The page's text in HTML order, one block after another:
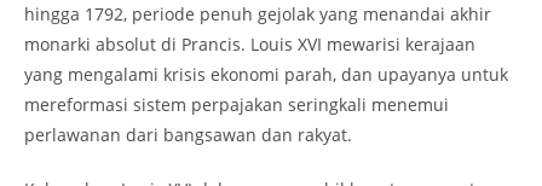
hingga 1792, periode penuh gejolak yang menandai akhir
monarki absolut di Prancis. Louis XVI mewarisi kerajaan
yang mengalami krisis ekonomi parah, dan upayanya untuk
mereformasi sistem perpajakan seringkali menemui
perlawanan dari bangsawan dan rakyat.